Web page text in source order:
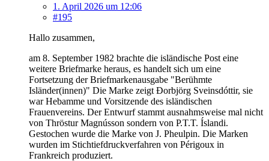
1. April 2026 um 12:06
#195
Hallo zusammen,
am 8. September 1982 brachte die isländische Post eine
weitere Briefmarke heraus, es handelt sich um eine
Fortsetzung der Briefmarkenausgabe "Berühmte
Isländer(innen)" Die Marke zeigt Ðorbjörg Sveinsdóttir, sie
war Hebamme und Vorsitzende des isländischen
Frauenvereins. Der Entwurf stammt ausnahmsweise mal nicht
von Thröstur Magnússon sondern von P.T.T. Íslandi.
Gestochen wurde die Marke von J. Pheulpin. Die Marken
wurden im Stichtiefdruckverfahren von Périgoux in
Frankreich produziert.